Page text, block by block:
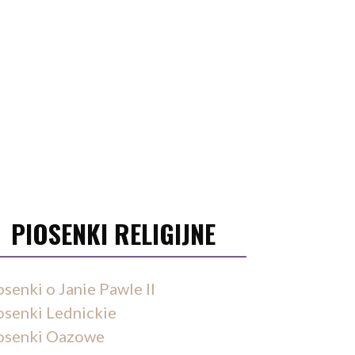
PIOSENKI RELIGIJNE
o Janie Pawle II
Lednickie
Oazowe